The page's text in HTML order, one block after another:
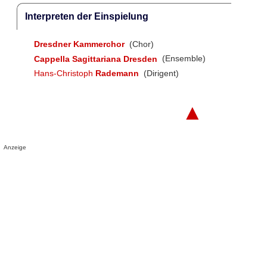
Interpreten der Einspielung
Dresdner Kammerchor (Chor)
Cappella Sagittariana Dresden
(Ensemble)
Hans-Christoph Rademann (Dirigent)
▲
Anzeige